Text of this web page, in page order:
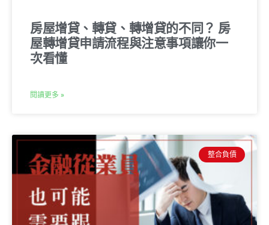
房屋增貸、轉貸、轉增貸的不同？ 房
屋轉增貸申請流程與注意事項讓你一
次看懂
閱讀更多 »
整合負債